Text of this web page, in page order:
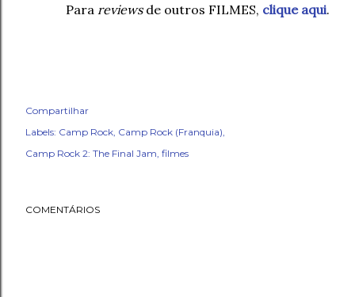
Para reviewsde outros FILMES, clique aqui.
Compartilhar
Labels: Camp Rock Camp Rock (Franquia)
Camp Rock 2: The Final Jam filmes
COMENTÁRIOS